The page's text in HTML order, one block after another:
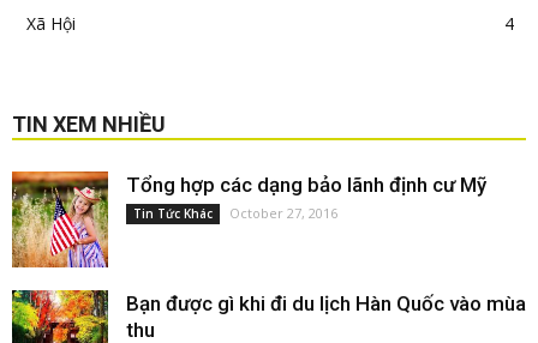
Xã Hội
4
TIN XEM NHIỀU
Tổng hợp các dạng bảo lãnh định cư Mỹ
Tin Tức Khác October 27, 2016
Bạn được gì khi đi du lịch Hàn Quốc vào mùa
thu